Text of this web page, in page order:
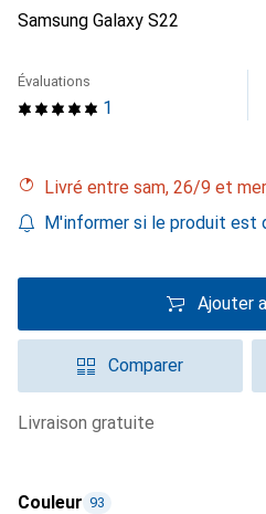
Samsung Galaxy S22
1
Évaluations
Livré entre sam, 26/9 et
M'informer si le produit est
Ajouter
Comparer
livraison gratuite
Couleur 93